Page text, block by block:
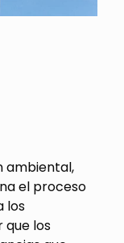
ambiental,
el proceso
los
los